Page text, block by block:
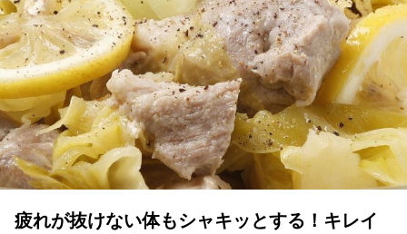
疲れが抜けない体もシャキッとする！キレイ